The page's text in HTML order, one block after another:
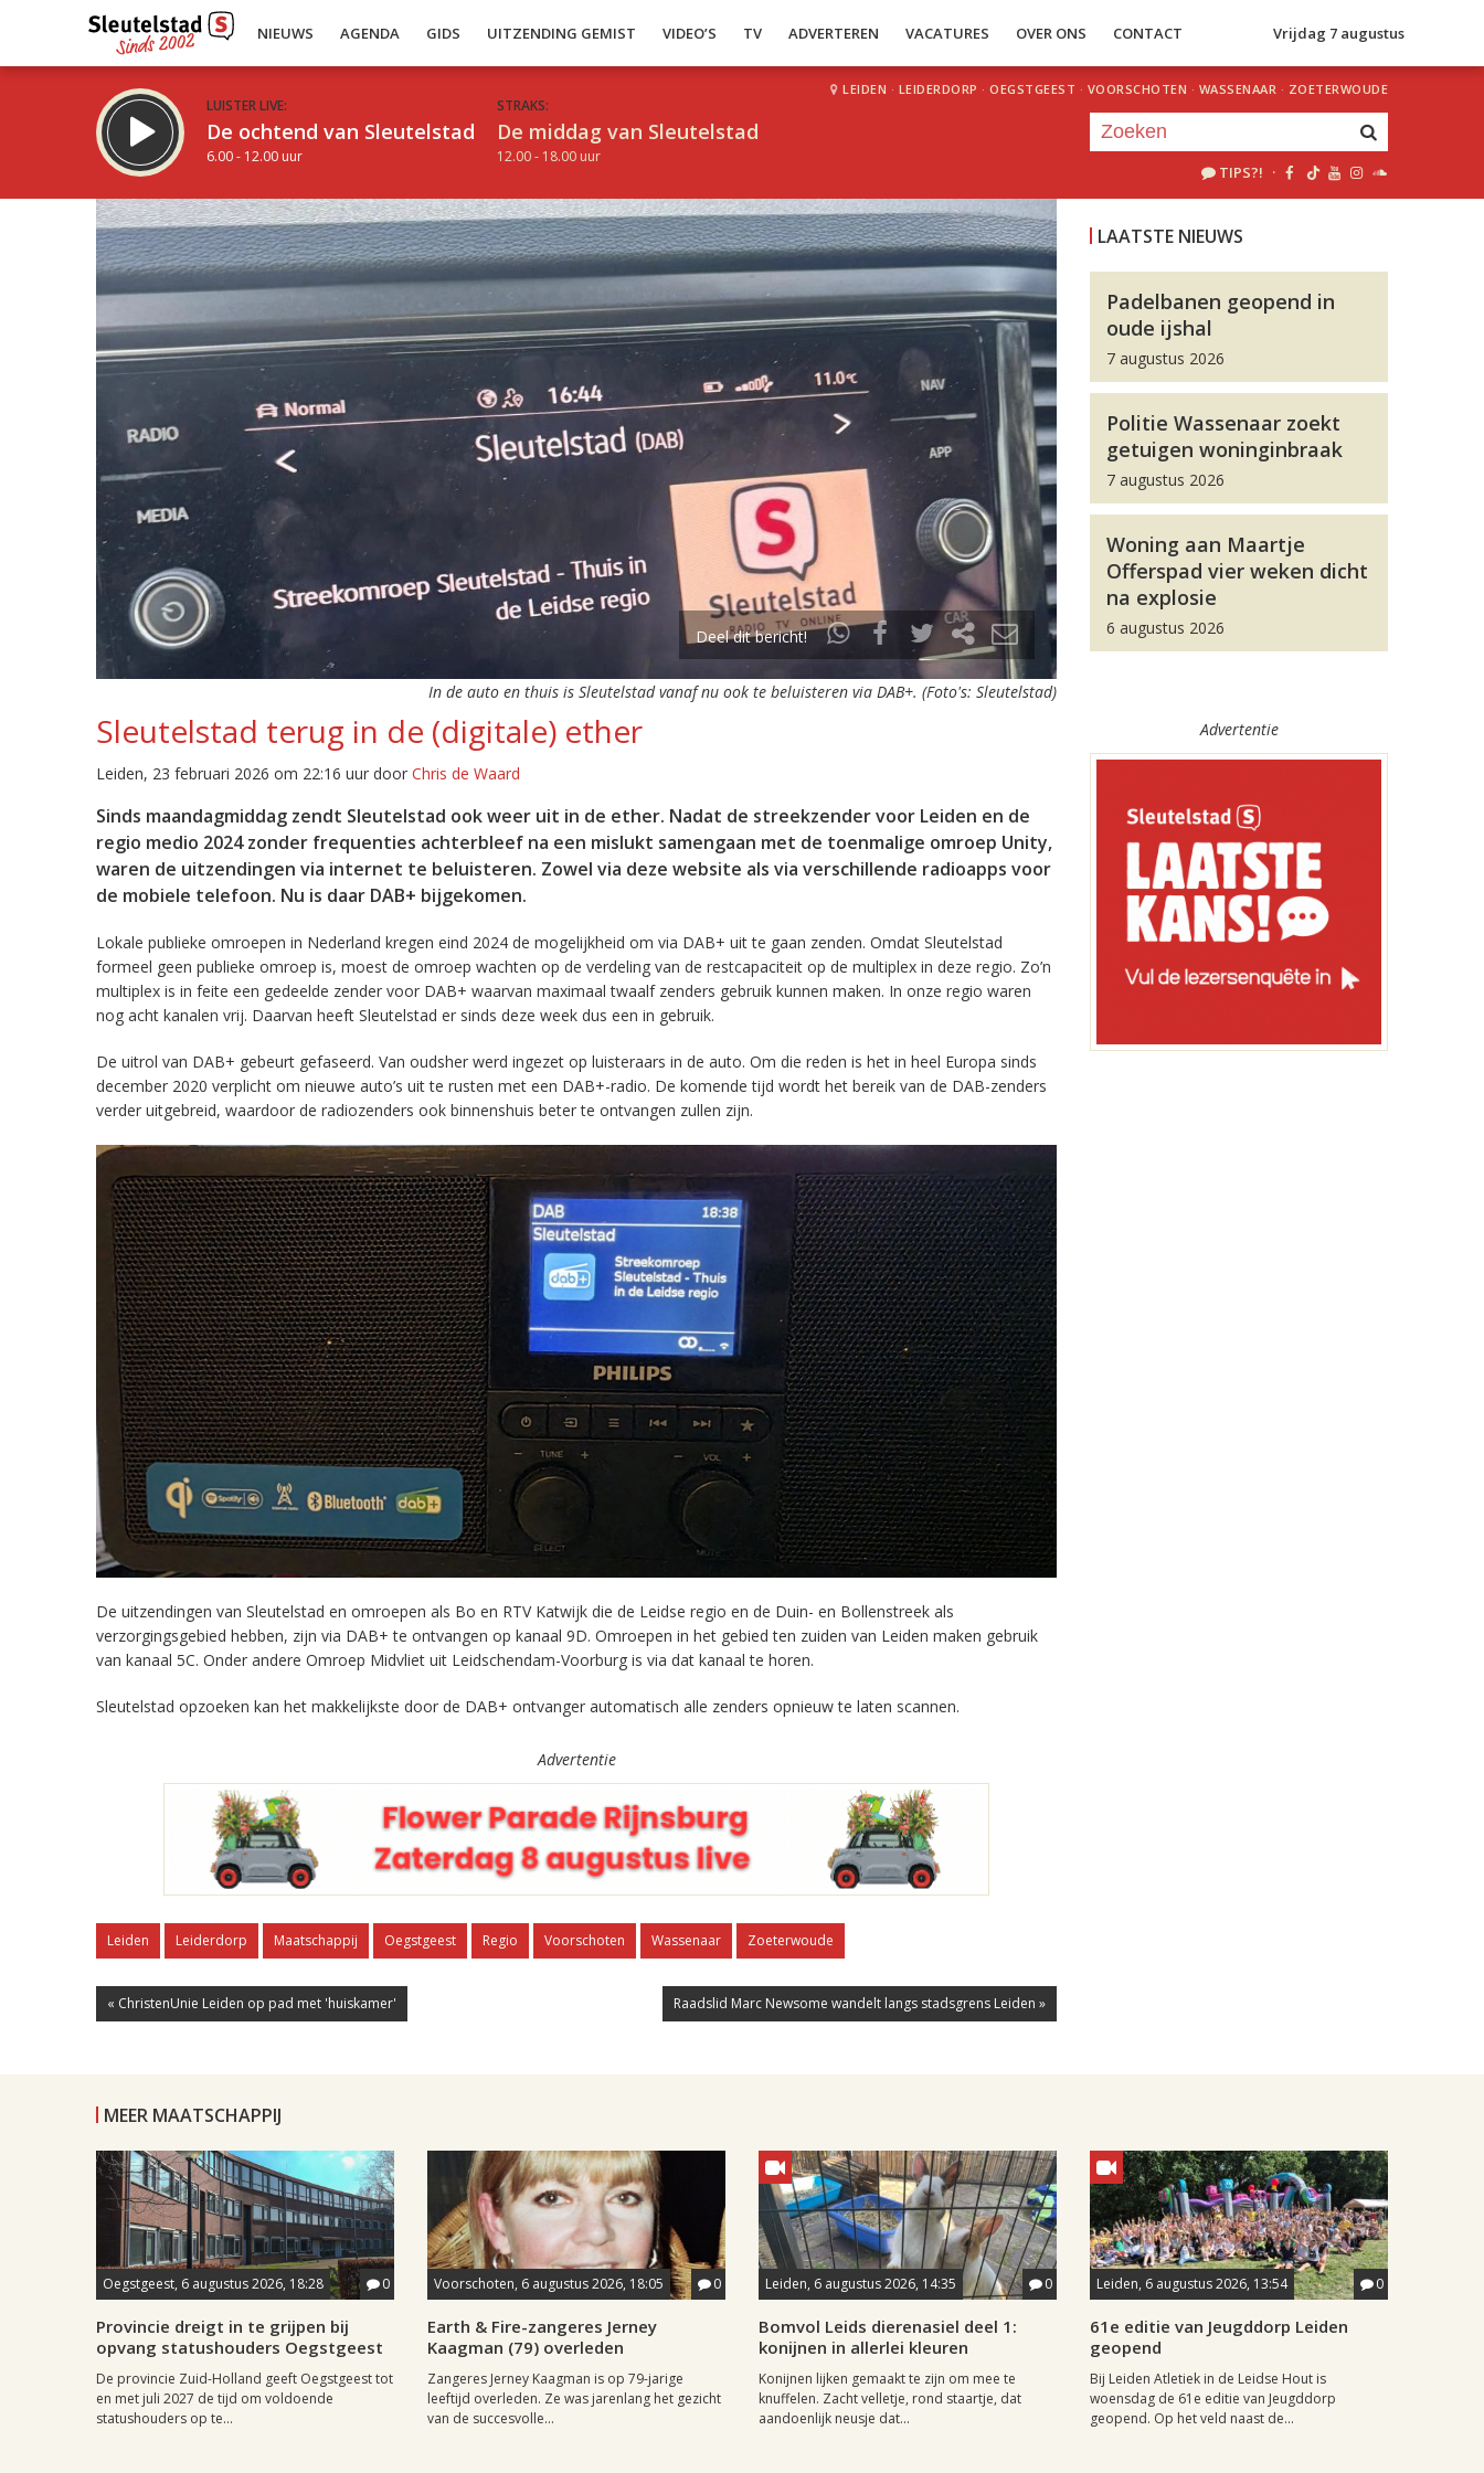
NIEUWS AGENDA GIDS UITZENDING GEMIST VIDEO’S TV ADVERTEREN VACATURES OVER ONS CONTACT Vrijdag 7 augustus
LUISTER LIVE:
De ochtend van Sleutelstad
6.00 - 12.00 uur
STRAKS:
De middag van Sleutelstad
12.00 - 18.00 uur
LEIDEN · LEIDERDORP · OEGSTGEEST · VOORSCHOTEN · WASSENAAR · ZOETERWOUDE
TIPS?! ·
Deel dit bericht!
In de auto en thuis is Sleutelstad vanaf nu ook te beluisteren via DAB+. (Foto's: Sleutelstad)
Sleutelstad terug in de (digitale) ether
Leiden, 23 februari 2026 om 22:16 uur door Chris de Waard
Sinds maandagmiddag zendt Sleutelstad ook weer uit in de ether. Nadat de streekzender voor Leiden en de
regio medio 2024 zonder frequenties achterbleef na een mislukt samengaan met de toenmalige omroep Unity,
waren de uitzendingen via internet te beluisteren. Zowel via deze website als via verschillende radioapps voor
de mobiele telefoon. Nu is daar DAB+ bijgekomen.
Lokale publieke omroepen in Nederland kregen eind 2024 de mogelijkheid om via DAB+ uit te gaan zenden. Omdat Sleutelstad
formeel geen publieke omroep is, moest de omroep wachten op de verdeling van de restcapaciteit op de multiplex in deze regio. Zo’n
multiplex is in feite een gedeelde zender voor DAB+ waarvan maximaal twaalf zenders gebruik kunnen maken. In onze regio waren
nog acht kanalen vrij. Daarvan heeft Sleutelstad er sinds deze week dus een in gebruik.
De uitrol van DAB+ gebeurt gefaseerd. Van oudsher werd ingezet op luisteraars in de auto. Om die reden is het in heel Europa sinds
december 2020 verplicht om nieuwe auto’s uit te rusten met een DAB+-radio. De komende tijd wordt het bereik van de DAB-zenders
verder uitgebreid, waardoor de radiozenders ook binnenshuis beter te ontvangen zullen zijn.
De uitzendingen van Sleutelstad en omroepen als Bo en RTV Katwijk die de Leidse regio en de Duin- en Bollenstreek als
verzorgingsgebied hebben, zijn via DAB+ te ontvangen op kanaal 9D. Omroepen in het gebied ten zuiden van Leiden maken gebruik
van kanaal 5C. Onder andere Omroep Midvliet uit Leidschendam-Voorburg is via dat kanaal te horen.
Sleutelstad opzoeken kan het makkelijkste door de DAB+ ontvanger automatisch alle zenders opnieuw te laten scannen.
Advertentie
Leiden Leiderdorp Maatschappij Oegstgeest Regio Voorschoten Wassenaar Zoeterwoude
« ChristenUnie Leiden op pad met 'huiskamer' Raadslid Marc Newsome wandelt langs stadsgrens Leiden »
LAATSTE NIEUWS
Padelbanen geopend in
oude ijshal
7 augustus 2026
Politie Wassenaar zoekt
getuigen woninginbraak
7 augustus 2026
Woning aan Maartje
Offerspad vier weken dicht
na explosie
6 augustus 2026
Advertentie
MEER MAATSCHAPPIJ
Oegstgeest, 6 augustus 2026, 18:28 0
Provincie dreigt in te grijpen bij
opvang statushouders Oegstgeest
De provincie Zuid-Holland geeft Oegstgeest tot
en met juli 2027 de tijd om voldoende
statushouders op te...
Voorschoten, 6 augustus 2026, 18:05 0
Earth & Fire-zangeres Jerney
Kaagman (79) overleden
Zangeres Jerney Kaagman is op 79-jarige
leeftijd overleden. Ze was jarenlang het gezicht
van de succesvolle...
Leiden, 6 augustus 2026, 14:35 0
Bomvol Leids dierenasiel deel 1:
konijnen in allerlei kleuren
Konijnen lijken gemaakt te zijn om mee te
knuffelen. Zacht velletje, rond staartje, dat
aandoenlijk neusje dat...
Leiden, 6 augustus 2026, 13:54 0
61e editie van Jeugddorp Leiden
geopend
Bij Leiden Atletiek in de Leidse Hout is
woensdag de 61e editie van Jeugddorp
geopend. Op het veld naast de...